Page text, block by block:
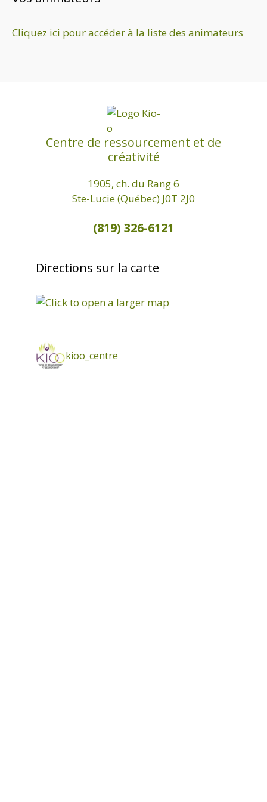
t
Cliquez ici pour accéder à la liste des animateurs
Centre de ressourcement et de
créativité
1905, ch. du Rang 6
Ste-Lucie (Québec) J0T 2J0
(819) 326-6121
Directions sur la carte
kioo_centre